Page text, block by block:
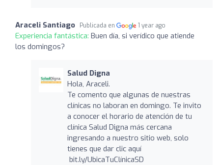
Araceli Santiago Publicada en 1 year ago
Experiencia fantástica: Buen día, si verídico que atiende
los domingos?
Salud Digna
Hola, Araceli.
Te comento que algunas de nuestras
clínicas no laboran en domingo. Te invito
a conocer el horario de atención de tu
clínica Salud Digna más cercana
ingresando a nuestro sitio web, solo
tienes que dar clic aquí
bit.ly/UbicaTuClínicaSD